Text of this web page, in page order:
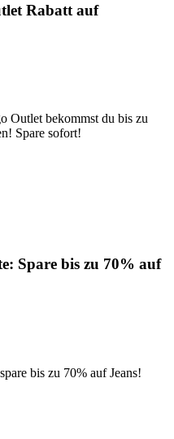
Rabatt auf
Outlet bekommst du bis zu
Spare sofort!
Spare bis zu 70% auf
bis zu 70% auf Jeans!